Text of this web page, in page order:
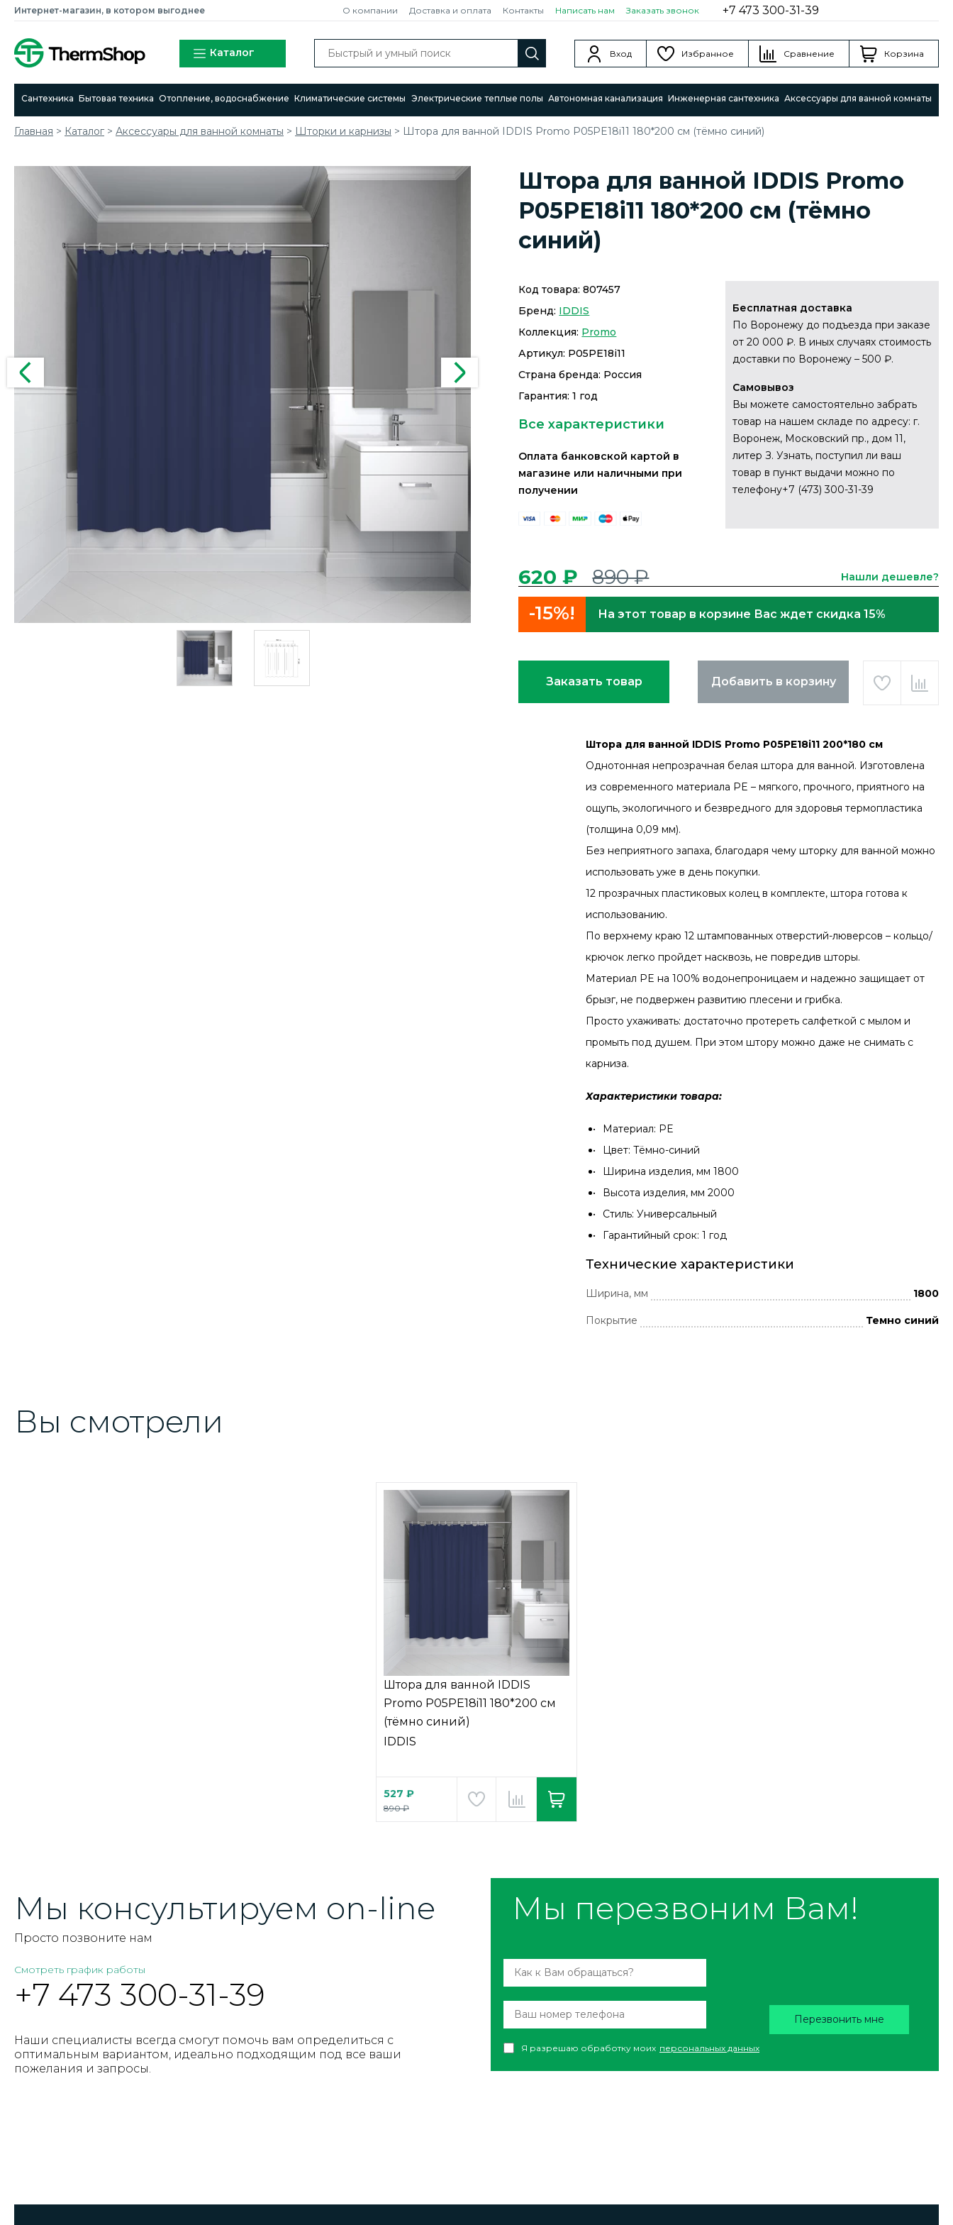
Интернет-магазин, в котором выгоднее О компании Доставка и оплата Контакты Написать нам Заказать звонок +7 473 300-31-39
Каталог Вход Избранное Сравнение Корзина
Сантехника Бытовая техника Отопление, водоснабжение Климатические системы Электрические теплые полы Автономная канализация Инженерная сантехника Аксессуары для ванной комнаты
Главная > Каталог > Аксессуары для ванной комнаты > Шторки и карнизы > Штора для ванной IDDIS Promo P05PE18i11 180*200 см (тёмно синий)
Штора для ванной IDDIS Promo
P05PE18i11 180*200 см (тёмно
синий)
Код товара:807457
Бренд: IDDIS
Коллекция: Promo
Артикул: P05PE18i11
Страна бренда: Россия
Гарантия: 1 год
Все характеристики
Оплата банковской картой в
магазине или наличными при
получении
Бесплатная доставка
По Воронежу до подъезда при заказе
от 20 000 ₽. В иных случаях стоимость
доставки по Воронежу – 500 ₽.
Самовывоз
Вы можете самостоятельно забрать
товар на нашем складе по адресу: г.
Воронеж, Московский пр., дом 11,
литер З. Узнать, поступил ли ваш
товар в пункт выдачи можно по
телефону+7 (473) 300-31-39
620 ₽ 890 ₽ Нашли дешевле?
-15%! На этот товар в корзине Вас ждет скидка 15%
Заказать товар Добавить в корзину
Штора для ванной IDDIS Promo P05PE18i11 200*180 см
Однотонная непрозрачная белая штора для ванной. Изготовлена
из современного материала PE – мягкого, прочного, приятного на
ощупь, экологичного и безвредного для здоровья термопластика
(толщина 0,09 мм).
Без неприятного запаха, благодаря чему шторку для ванной можно
использовать уже в день покупки.
12 прозрачных пластиковых колец в комплекте, штора готова к
использованию.
По верхнему краю 12 штампованных отверстий-люверсов – кольцо/
крючок легко пройдет насквозь, не повредив шторы.
Материал PE на 100% водонепроницаем и надежно защищает от
брызг, не подвержен развитию плесени и грибка.
Просто ухаживать: достаточно протереть салфеткой с мылом и
промыть под душем. При этом штору можно даже не снимать с
карниза.
Характеристики товара:
Материал: PE
Цвет: Тёмно-синий
Ширина изделия, мм 1800
Высота изделия, мм 2000
Стиль: Универсальный
Гарантийный срок: 1 год
Технические характеристики
Ширина, мм 1800
Покрытие Темно синий
Вы смотрели
Штора для ванной IDDIS
Promo P05PE18i11 180*200 см
(тёмно синий)
IDDIS
527 ₽
890 ₽
Мы консультируем on-line
Просто позвоните нам
Смотреть график работы
+7 473 300-31-39
Наши специалисты всегда смогут помочь вам определиться с
оптимальным вариантом, идеально подходящим под все ваши
пожелания и запросы.
Мы перезвоним Вам!
Я разрешаю обработку моих персональных данных
Перезвонить мне